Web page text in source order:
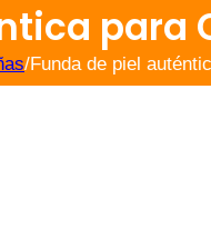
para
/Funda de piel